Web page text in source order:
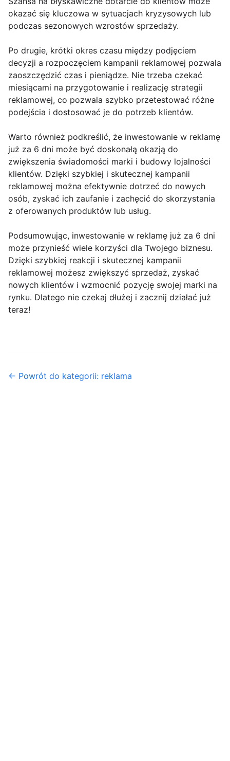
okazać się kluczowa w sytuacjach kryzysowych lub
podczas sezonowych wzrostów sprzedaży.
Po drugie, krótki okres czasu między podjęciem
decyzji a rozpoczęciem kampanii reklamowej pozwala
zaoszczędzić czas i pieniądze. Nie trzeba czekać
miesiącami na przygotowanie i realizację strategii
reklamowej, co pozwala szybko przetestować różne
podejścia i dostosować je do potrzeb klientów.
Warto również podkreślić, że inwestowanie w reklamę
już za 6 dni może być doskonałą okazją do
zwiększenia świadomości marki i budowy lojalności
klientów. Dzięki szybkiej i skutecznej kampanii
reklamowej można efektywnie dotrzeć do nowych
osób, zyskać ich zaufanie i zachęcić do skorzystania
z oferowanych produktów lub usług.
Podsumowując, inwestowanie w reklamę już za 6 dni
może przynieść wiele korzyści dla Twojego biznesu.
Dzięki szybkiej reakcji i skutecznej kampanii
reklamowej możesz zwiększyć sprzedaż, zyskać
nowych klientów i wzmocnić pozycję swojej marki na
rynku. Dlatego nie czekaj dłużej i zacznij działać już
teraz!
← Powrót do kategorii: reklama